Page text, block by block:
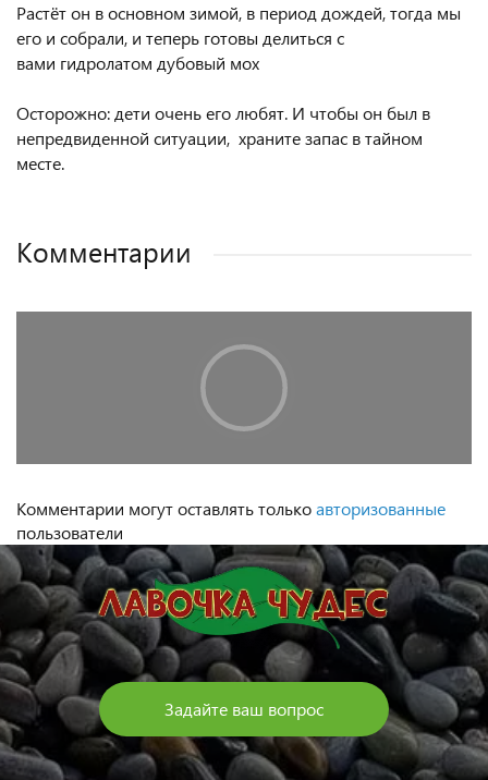
Растёт он в основном зимой, в период дождей, тогда мы
его и собрали, и теперь готовы делиться с
вами гидролатом дубовый мох
Осторожно: дети очень его любят. И чтобы он был в
непредвиденной ситуации, храните запас в тайном
месте.
Комментарии
Комментарии могут оставлять толькоавторизованные
пользователи
Задайте ваш вопрос